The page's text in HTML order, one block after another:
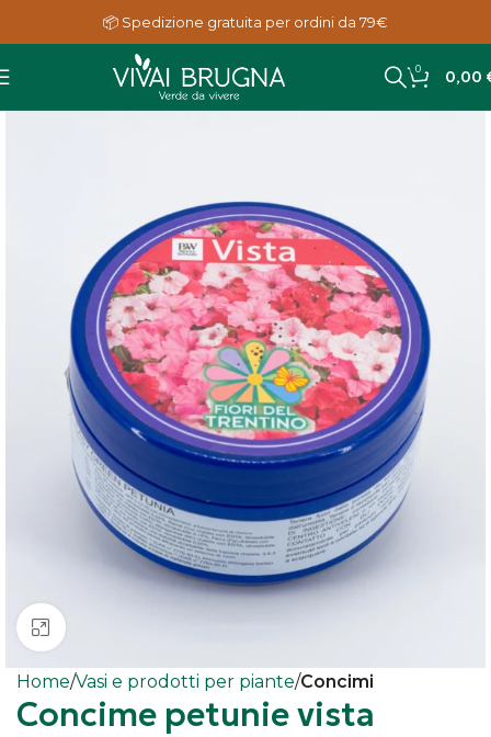
📦 Spedizione gratuita per ordini da 79€
0 0,00
Clicca per ingrandire
Home Vasi e prodotti per piante Concimi
Concime petunie vista